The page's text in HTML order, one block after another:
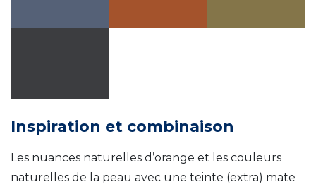
Inspiration et combinaison
Les nuances naturelles d’orange et les couleurs
naturelles de la peau avec une teinte (extra) mate